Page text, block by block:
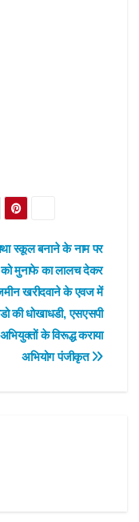
स्कूल बनाने के नाम पर
को मुनाफे का लालच देकर
खरीदवाने के एवज में
की धोखाधडी, एसएसपी
के विरूद्ध कराया
अभियोग पंजीकृत